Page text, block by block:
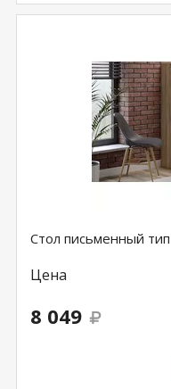
Стол письменный
Цена
8 049